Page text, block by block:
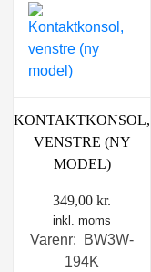
KONTAKTKONSOL,
VENSTRE (NY
MODEL)
349,00 kr.
inkl. moms
Varenr: BW3W-
194K